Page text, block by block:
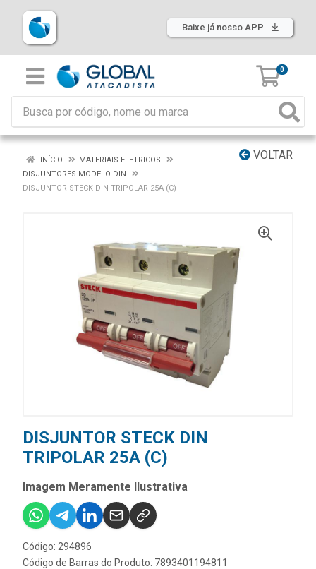
Baixe já nosso APP
0
VOLTAR
INÍCIO
MATERIAIS ELETRICOS
DISJUNTORES MODELO DIN
DISJUNTOR STECK DIN TRIPOLAR 25A (C)
DISJUNTOR STECK DIN
TRIPOLAR 25A (C)
Imagem Meramente Ilustrativa
Código: 294896
Código de Barras do Produto: 7893401194811